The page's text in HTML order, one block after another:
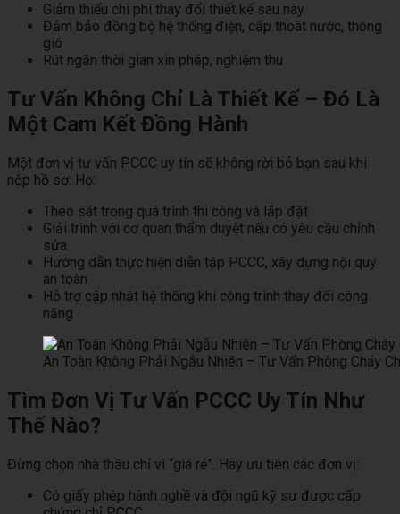
Giảm thiểu chi phí thay đổi thiết kế sau này
Đảm bảo đồng bộ hệ thống điện, cấp thoát nước, thông
gió
Rút ngắn thời gian xin phép, nghiệm thu
Tư Vấn Không Chỉ Là Thiết Kế – Đó Là
Một Cam Kết Đồng Hành
Một đơn vị tư vấn PCCC uy tín sẽ không rời bỏ bạn sau khi
nộp hồ sơ. Họ:
Theo sát trong quá trình thi công và lắp đặt
Giải trình với cơ quan thẩm duyệt nếu có yêu cầu chỉnh
sửa
Hướng dẫn thực hiện diễn tập PCCC, xây dựng nội quy
an toàn
Hỗ trợ cập nhật hệ thống khi công trình thay đổi công
năng
An Toàn Không Phải Ngẫu Nhiên – Tư Vấn Phòng Cháy
Tìm Đơn Vị Tư Vấn PCCC Uy Tín Như
Thế Nào?
Đừng chọn nhà thầu chỉ vì “giá rẻ”. Hãy ưu tiên các đơn vị:
Có giấy phép hành nghề và đội ngũ kỹ sư được cấp